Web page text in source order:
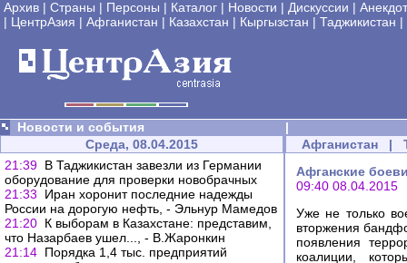
Архив | Страны | Персоны | Каталог | Новости | Дискуссии |
| ЦентрАзия | Афганистан | Казахстан | Кыргызстан | Таджикистан |
Новости и события
|
Среда, 08.04.2015
21:39 В Таджикистан завезли из Германии
оборудование для проверки новобрачных
21:33
Иран хоронит последние надежды
России на дорогую нефть, - Эльнур Мамедов
21:20 К выборам в Казахстане: представим,
что Назарбаев ушел..., - В.Жаронкин
21:14 Порядка 1,4 тыс. предприятий
Афганистан |
Афганские
09:40 08.04.2015
Уже не только
вторжения
появления
коалиции,